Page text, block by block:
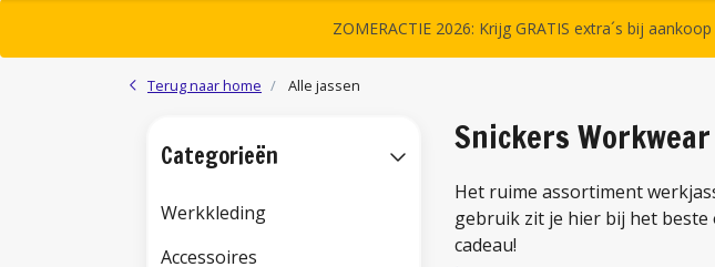
ZOMERACTIE 2026: Krijg GRATIS extra´s bij
Terug naar home Alle jassen
Snickers
Het ruime assortiment
gebruik zit je hier bij het beste
cadeau!
Categorieën
Werkkleding
Accessoires